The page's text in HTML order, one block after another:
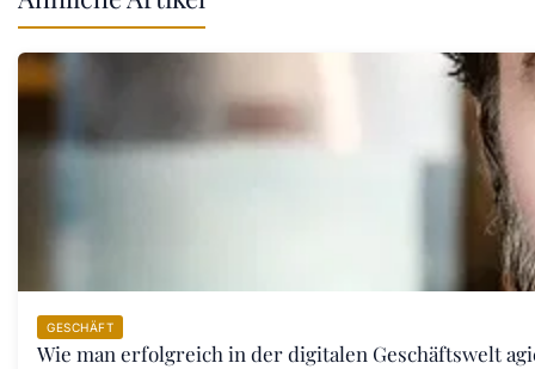
GESCHÄFT
Wie man erfolgreich in der digitalen Geschäftswelt